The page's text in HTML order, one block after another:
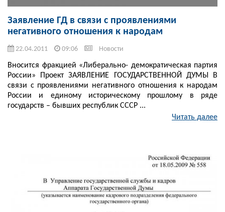
Заявление ГД в связи с проявлениями
негативного отношения к народам
22.04.2011 09:06 Новости
Вносится фракцией «Либерально- демократическая партия
России» Проект ЗАЯВЛЕНИЕ ГОСУДАРСТВЕННОЙ ДУМЫ В
связи с проявлениями негативного отношения к народам
России и единому историческому прошлому в ряде
государств – бывших республик СССР ...
Читать далее